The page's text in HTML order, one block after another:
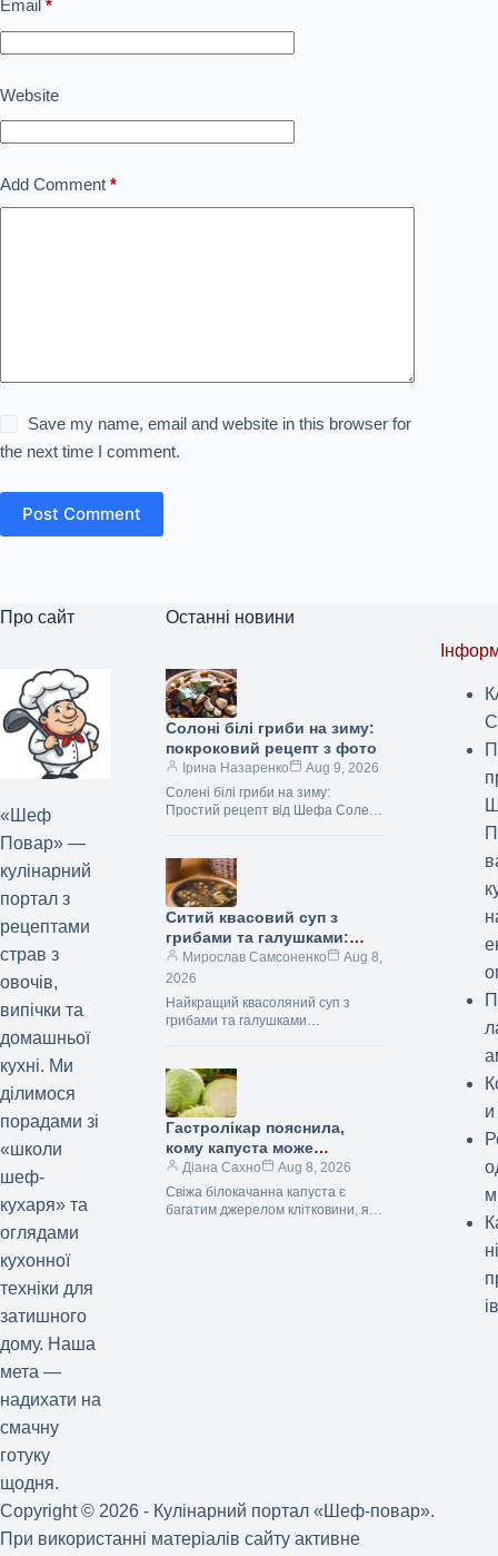
Email *
Website
Add Comment *
Save my name, email and website in this browser for
the next time I comment.
Post Comment
Про сайт
«Шеф
Повар» —
кулінарний
портал з
рецептами
страв з
овочів,
випічки та
домашньої
кухні. Ми
ділимося
порадами зі
«школи
шеф-
кухаря» та
оглядами
кухонної
техніки для
затишного
дому. Наша
мета —
надихати на
смачну
готуку
щодня.
Останні новини
Солоні білі гриби на зиму:
покроковий рецепт з фото
Ірина Назаренко
Aug 9, 2026
Солені білі гриби на зиму:
Простий рецепт від Шефа Солені
Ситий квасовий суп з
грибами та галушками:
покроковий рецепт з фото
Мирослав Самсоненко
Aug 8,
2026
Найкращий квасоляний суп з
грибами та галушками
кулінарне диво, створене для…
Гастролікар пояснила,
кому капуста може
зашкодити: деталі на
Gastronom.ru
Діана Сахно
Aug 8, 2026
Свіжа білокачанна капуста є
багатим джерелом клітковини, яка
и
м
ів
Copyright © 2026 - Кулінарний портал «Шеф-повар».
При використанні матеріалів сайту активне